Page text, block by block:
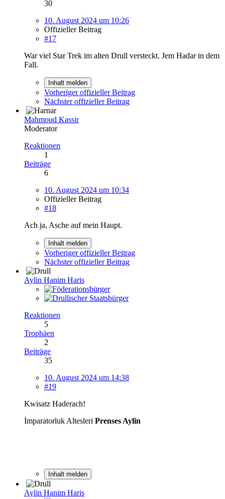
30
10. August 2024 um 10:26
Offizieller Beitrag
#17
War viel Star Trek im alten Drull versteckt. Jem Hadar in dem
Fall.
Inhalt melden
Vorheriger offizieller Beitrag
Nächster offizieller Beitrag
Mahmoud Kassir
Moderator
Reaktionen
1
Beiträge
6
10. August 2024 um 10:34
Offizieller Beitrag
#18
Ach ja, Asche auf mein Haupt.
Inhalt melden
Vorheriger offizieller Beitrag
Nächster offizieller Beitrag
Aylin Hanim Haris
Reaktionen
5
Trophäen
2
Beiträge
35
10. August 2024 um 14:38
#19
Kwisatz Haderach!
İmparatorluk Altesleri Prenses Aylin
Inhalt melden
Aylin Hanim Haris